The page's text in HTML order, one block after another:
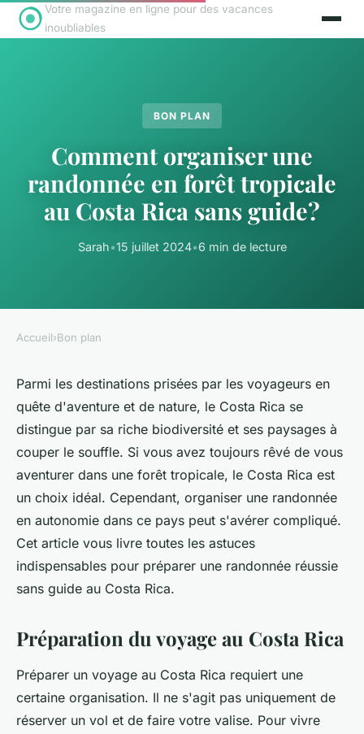
Votre magazine en ligne pour des vacances
inoubliables
BON PLAN
Comment organiser une
randonnée en forêt tropicale
au Costa Rica sans guide?
Sarah•15 juillet 2024•6 min de lecture
Accueil›Bon plan
Parmi les destinations prisées par les voyageurs en
quête d'aventure et de nature, le Costa Rica se
distingue par sa riche biodiversité et ses paysages à
couper le souffle. Si vous avez toujours rêvé de vous
aventurer dans une forêt tropicale, le Costa Rica est
un choix idéal. Cependant, organiser une randonnée
en autonomie dans ce pays peut s'avérer compliqué.
Cet article vous livre toutes les astuces
indispensables pour préparer une randonnée réussie
sans guide au Costa Rica.
Préparation du voyage au Costa Rica
Préparer un voyage au Costa Rica requiert une
certaine organisation. Il ne s'agit pas uniquement de
réserver un vol et de faire votre valise. Pour vivre